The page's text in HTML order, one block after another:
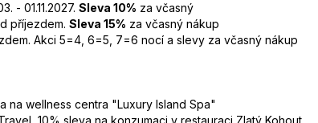
- 01.11.2027. Sleva 10% za včasný
příjezdem. Sleva 15% za včasný nákup
Akci 5=4, 6=5, 7=6 nocí a slevy za včasný nákup
na wellness centra "Luxury Island Spa"